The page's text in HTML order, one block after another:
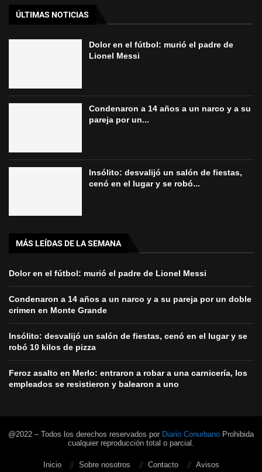
ÚLTIMAS NOTICIAS
Dolor en el fútbol: murió el padre de
Lionel Messi
Condenaron a 14 años a un narco y a su
pareja por un...
Insólito: desvalijó un salón de fiestas,
cenó en el lugar y se robó...
MÁS LEÍDAS DE LA SEMANA
Dolor en el fútbol: murió el padre de Lionel Messi
Condenaron a 14 años a un narco y a su pareja por un doble
crimen en Monte Grande
Insólito: desvalijó un salón de fiestas, cenó en el lugar y se
robó 10 kilos de pizza
Feroz asalto en Merlo: entraron a robar a una carnicería, los
empleados se resistieron y balearon a uno
@2022 – Todos los derechos reservados por Diario Conurbano Prohibida
cualquier reproducción total o parcial.
Inicio Sobre nosotros Contacto Avisos